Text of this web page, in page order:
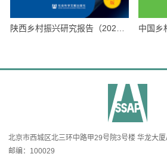
北京市西城区北三环中路甲29号院3号楼 华龙大
邮编：100029